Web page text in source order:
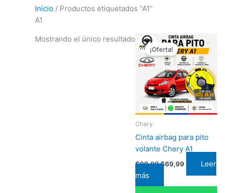
Inicio / Productos etiquetados “A1”
A1
Mostrando el único resultado
¡Oferta!
Chery
Cinta airbag para pito
volante Chery A1
$99,99
precio
original
era:
$99,99.
$69,99
El
precio
actual
es:
$69,99.
Leer
más